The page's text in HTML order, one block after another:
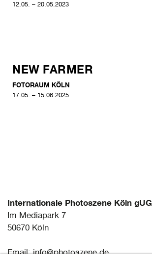
12.05. – 20.05.2023
NEW FARMER
FOTORAUM KÖLN
17.05. – 15.06.2025
Internationale Photoszene Köln gUG
Im Mediapark 7
50670 Köln
Email: info@photoszene.de